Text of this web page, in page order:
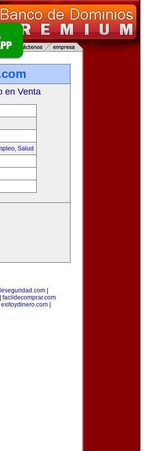
en Venta
, Salud
|
facildecomprar.com
exitoydinero.com